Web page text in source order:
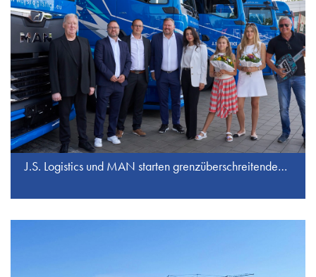
J.S. Logistics und MAN starten grenzüberschreitenden E-Transport